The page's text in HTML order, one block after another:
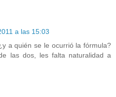
a las 15:03
a quién se le ocurrió la fórmula?
las dos, les falta naturalidad a